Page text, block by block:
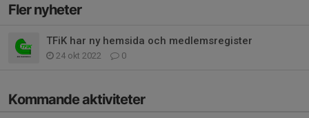
Fler nyheter
TFiK har ny hemsida och medlemsregister
24 okt 2022 0
Kommande aktiviteter